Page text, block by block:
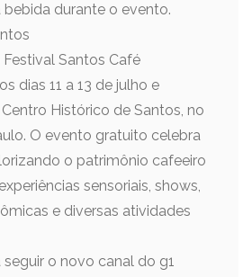
durante o evento.
Santos Café
dias 11 a 13 de julho e
Histórico de Santos, no
O evento gratuito celebra
o patrimônio cafeeiro
sensoriais, shows,
e diversas atividades
seguir o novo canal do g1